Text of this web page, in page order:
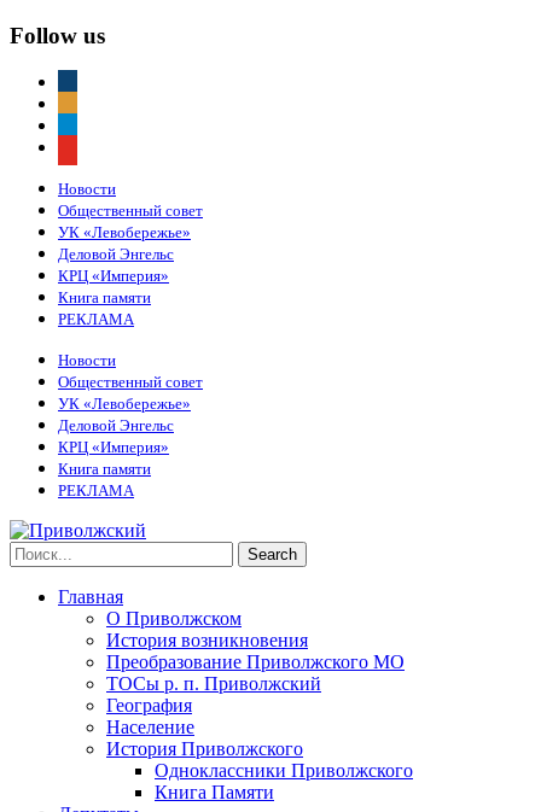
Follow us
Новости
Общественный совет
УК «Левобережье»
Деловой Энгельс
КРЦ «Империя»
Книга памяти
РЕКЛАМА
Новости
Общественный совет
УК «Левобережье»
Деловой Энгельс
КРЦ «Империя»
Книга памяти
РЕКЛАМА
Главная
О Приволжском
История возникновения
Преобразование Приволжского МО
ТОСы р. п. Приволжский
География
Население
История Приволжского
Одноклассники Приволжского
Книга Памяти